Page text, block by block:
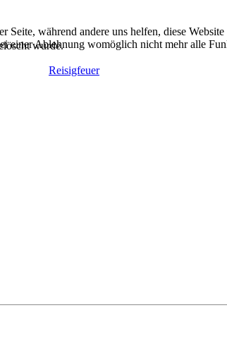
wurde.
während andere uns helfen, diese
einer Ablehnung womöglich nicht mehr alle